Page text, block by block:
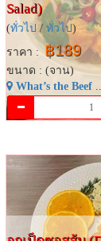
Salad)
(ทั่วไป / ทั่วไป)
ราคา :฿189
ขนาด : (จาน)
What’s the Beef